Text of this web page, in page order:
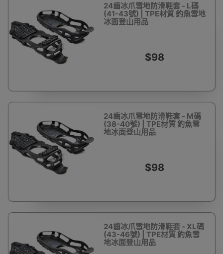
24齒冰爪雪地防滑鞋套 - L碼
(41-43號) | TPE材質 釣魚雪地
冰面登山用品
$98
24齒冰爪雪地防滑鞋套 - M碼
(38-40號) | TPE材質 釣魚雪
地冰面登山用品
$98
24齒冰爪雪地防滑鞋套 - XL碼
(43-46號) | TPE材質 釣魚雪
地冰面登山用品